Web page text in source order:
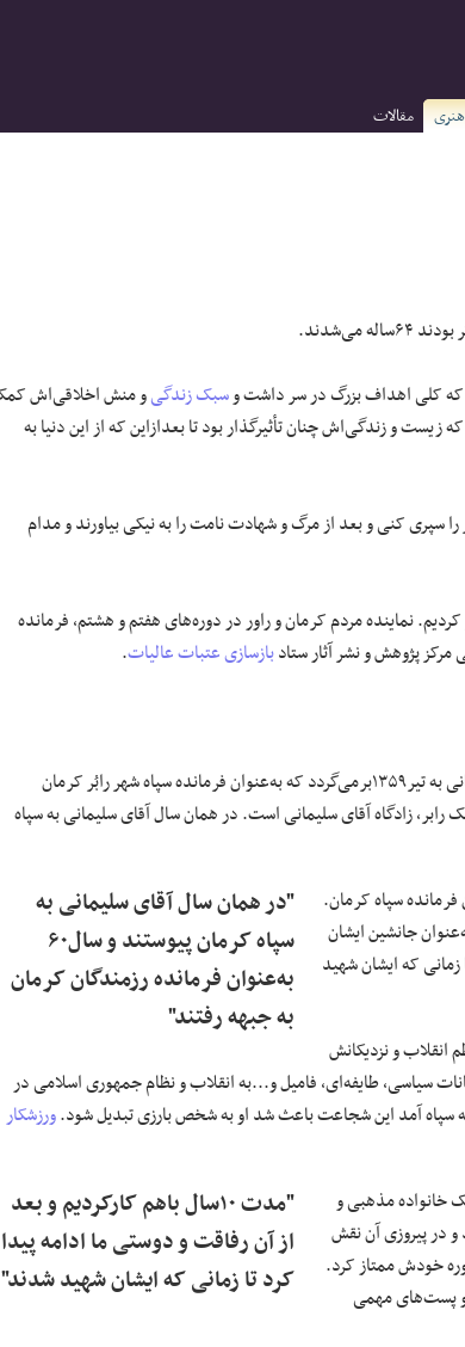
مقالات
سبک زندگیو منش اخلاقی‌اش
و زندگی‌اش چنان تأثیرگذار بود تا بعدازاین که از این دنیا به
سپری کنی و بعد از مرگ و شهادت نامت را به نیکی بیاورند و مدام
نماینده مردم کرمان و راور در دوره‌های هفتم و هشتم، فرمانده
بازسازیعتبات عالیات.
سردار کرمی درباره آشنایی‌اش با سردار سلیمانی می‌گوید: آشنایی‌ام با خانواده شهید سلیمانی به تیر۱۳۵۹برمی‌گردد که به‌عنوان فرمانده سپاه شهر رابُر کرمان
رابر، زادگاه آقای سلیمانی است. در همان سال آقای سلیمانی به سپاه
"در همان سال آقای سلیمانی به
سپاه کرمان پیوستند و سال۶۰
به‌عنوان فرمانده رزمندگان کرمان
به جبهه رفتند"
فرمانده سپاه کرمان.
باهم داشتیم برای پشتیبانی جنگ اعم از نیرو و امکانات. از اواخر سال۶۵ به‌عنوان جانشین ایشان
که ایشان شهید
انقلاب و نزدیکانش
سیاسی، طایفه‌ای، فامیل و...به انقلاب و نظام جمهوری اسلامی در
آمد این شجاعت باعث شد او به شخص بارزی تبدیل شود.ورزشکار
"مدت ۱۰سال باهم کارکردیم و بعد
از آن رفاقت و دوستی ما ادامه پیدا
کرد تا زمانی که ایشان شهید شدند"
خانواده مذهبی و
در پیروزی آن نقش
خودش ممتاز کرد.
و پست‌های مهمی